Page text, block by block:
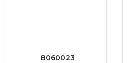
8060023